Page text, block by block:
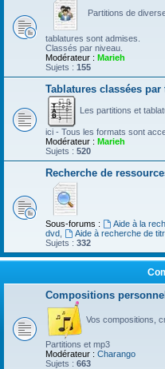
Partitions de
tablatures sont admises.
Classés par niveau.
Modérateur : Marieh
Sujets : 155
Tablatures classées par
Les partitions et
ici - Tous les formats sont
Modérateur : Marieh
Sujets : 520
Recherche de
Sous-forums : Aide à la
dvd
Aide à recherche de
Sujets : 332
Compositions
Vos compositions,
Partitions et mp3
Modérateur : Charango
Sujets : 663